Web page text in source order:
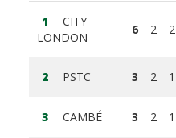
1
CITY
LONDON
6 2 2
2 PSTC 3 2 1
3 CAMBÉ 3 2 1